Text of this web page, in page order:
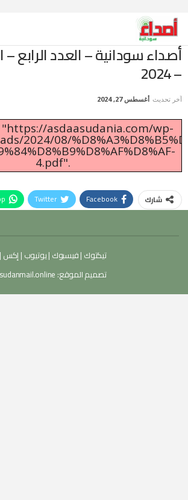
– 2024
آخر تحديث أغسطس 27, 2024
"https://asdaasudania.com/wp-
2024/08/
4.pdf".
شارك Facebook
Twitter
تيكتوك |فيسبوك |يوتيوب |إكس |
تصميم الموقع: sudanmail.online